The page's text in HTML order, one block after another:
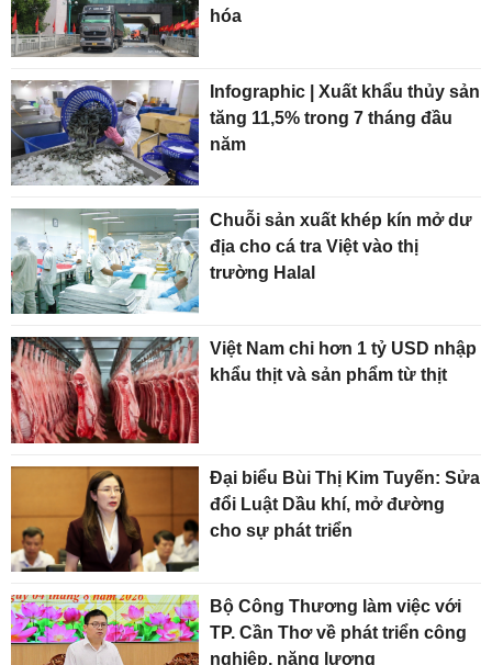
hóa
Infographic | Xuất khẩu thủy sản
tăng 11,5% trong 7 tháng đầu
năm
Chuỗi sản xuất khép kín mở dư
địa cho cá tra Việt vào thị
trường Halal
Việt Nam chi hơn 1 tỷ USD nhập
khẩu thịt và sản phẩm từ thịt
Đại biểu Bùi Thị Kim Tuyến: Sửa
đổi Luật Dầu khí, mở đường
cho sự phát triển
Bộ Công Thương làm việc với
TP. Cần Thơ về phát triển công
nghiệp, năng lượng